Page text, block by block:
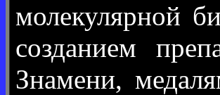
молекулярной
созданием
Знамени,